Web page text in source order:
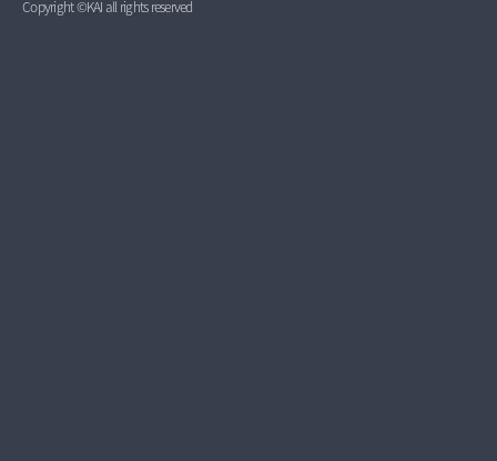
Copyright ©KAI all rights reserved